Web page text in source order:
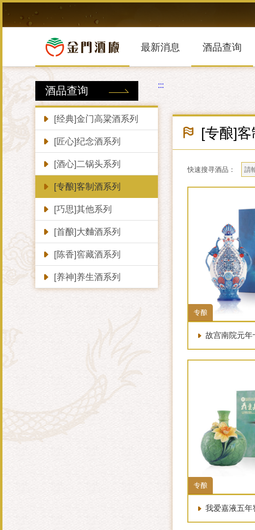
到
塊
最新消息 酒品查询
:::
酒品查询
[经典]金门高粱酒系列
[匠心]纪念酒系列
[酒心]二锅头系列
[专酿]客制酒系列
[巧思]其他系列
[首酿]大麯酒系列
[陈香]窖藏酒系列
[养神]养生酒系列
[专酿]客
快速搜寻酒品：
专酿
故宫南院元年十
专酿
我爱嘉液五年